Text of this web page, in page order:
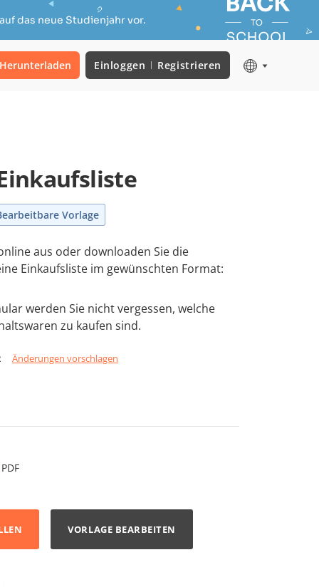
das neue Studienjahr vor.
Herunterladen Einloggen Registrieren
Vorlage
aus oder downloaden Sie die
Einkaufsliste im gewünschten Format:
werden Sie nicht vergessen, welche
zu kaufen sind.
Änderungen vorschlagen
PDF
VORLAGE BEARBEITEN